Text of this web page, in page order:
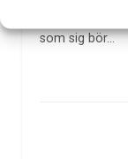
som sig bör…